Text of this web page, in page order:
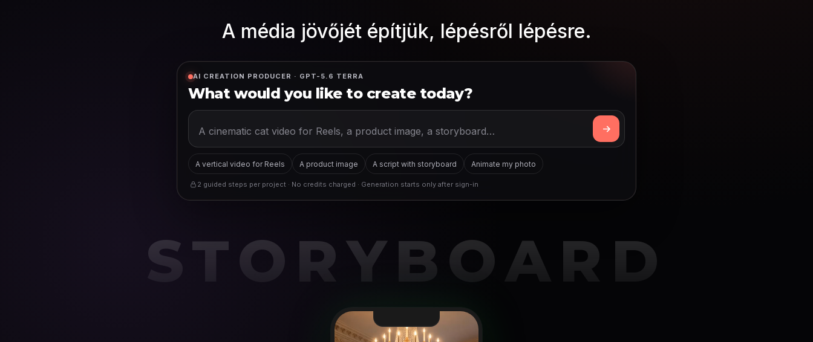
A média jövőjét építjük, lépésről lépésre.
AI CREATION PRODUCER · GPT-5.6 TERRA
What would you like to create today?
A vertical video for Reels A product image A script with storyboard Animate my photo
2 guided steps per project · No credits charged · Generation starts only after sign-in
STORYBOARD